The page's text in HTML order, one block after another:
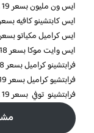
ايس ون مليون بسعر 19 ريال سعودي
ايس كابتشينو كافيه بسعر 17 ريال
ايس كراميل مكياتو بسعر 18 ريال
ايس وايت موكا بسعر 18 ريال سعودي
فرابتشينو كراميل بسعر 18 ريال سعودي
فرابتشيو كراميل بسعر 19 ريال سعودي
فرابتشينو توفي بسعر 19 ريال سعودي